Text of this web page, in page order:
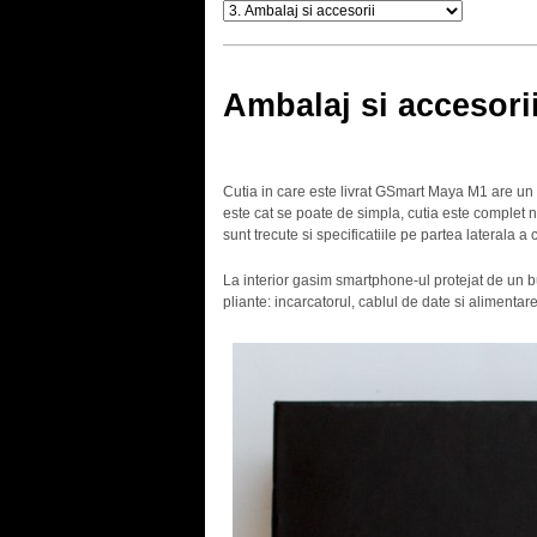
Ambalaj si
Cutia in care este livrat GSmart Maya M1 are
este cat se poate de simpla, cutia este complet
sunt trecute si specificatiile pe partea laterala a
La interior gasim smartphone-ul protejat de un
pliante: incarcatorul, cablul de date si